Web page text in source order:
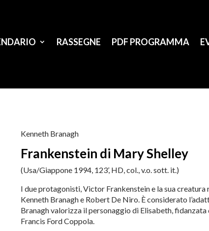
RASSEGNE PDF PROGRAMMA
Kenneth Branagh
Frankenstein di Mary Shelley
(Usa/Giappone 1994, 123’, HD, col., v.o. sott. it.)
I due protagonisti, Victor Frankenstein e la sua
Kenneth Branagh e Robert De Niro. È considerato
Branagh valorizza il personaggio di Elisabeth,
Francis Ford Coppola.